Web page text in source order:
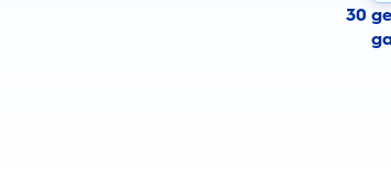
30